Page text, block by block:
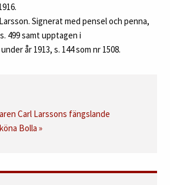
Signerat med pensel och penna,
499 samt upptagen i
år 1913, s. 144 som nr 1508.
Carl Larssons fängslande
Bolla »